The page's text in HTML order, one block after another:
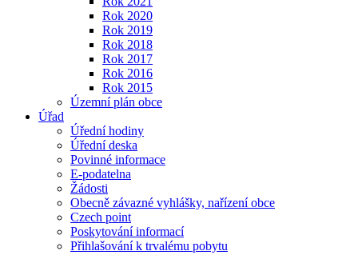
Rok 2020
Rok 2019
Rok 2018
Rok 2017
Rok 2016
Rok 2015
Územní plán obce
Úřad
Úřední hodiny
Úřední deska
Povinné informace
E-podatelna
Žádosti
Obecně závazné vyhlášky, nařízení obce
Czech point
Poskytování informací
Přihlašování k trvalému pobytu